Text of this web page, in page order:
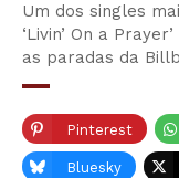
Um dos singles
‘Livin’ On a
as paradas da
Pinterest
Bluesky